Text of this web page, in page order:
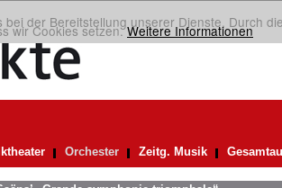
bei der Bereitstellung unserer Dienste. Durch
wir Cookies setzen.Weitere Informationen
Orchester Zeitg. Musik